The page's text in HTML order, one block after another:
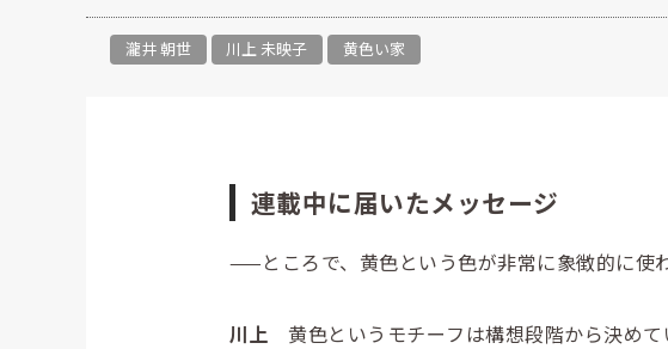
瀧井 朝世 川上 未映子 黄色い家
連載中に届いたメッセージ
——ところで、黄色という色が非常に象徴的に使
川上 黄色というモチーフは構想段階から決め